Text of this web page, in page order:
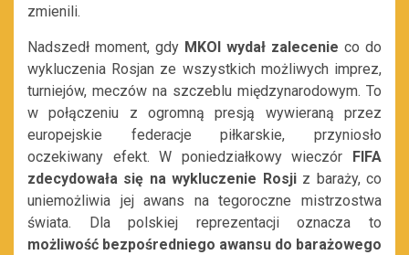
zmienili.
Nadszedł moment, gdy MKOl wydał zalecenie co do
wykluczenia Rosjan ze wszystkich możliwych imprez,
turniejów, meczów na szczeblu międzynarodowym. To
w połączeniu z ogromną presją wywieraną przez
europejskie federacje piłkarskie, przyniosło
oczekiwany efekt. W poniedziałkowy wieczór
FIFA
zdecydowała się na wykluczenie Rosjiz baraży, co
uniemożliwia jej awans na tegoroczne mistrzostwa
świata. Dla polskiej reprezentacji oznacza to
możliwość bezpośredniego awansu do barażowego